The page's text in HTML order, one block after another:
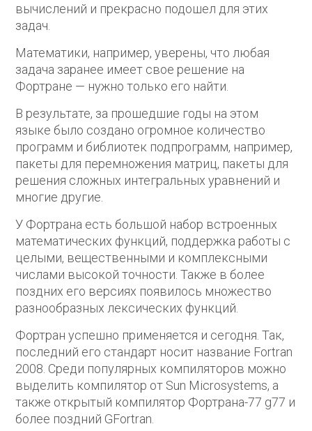
вычислений и прекрасно подошел для этих
задач.
Математики, например, уверены, что любая
задача заранее имеет свое решение на
Фортране — нужно только его найти.
В результате, за прошедшие годы на этом
языке было создано огромное количество
программ и библиотек подпрограмм, например,
пакеты для перемножения матриц, пакеты для
решения сложных интегральных уравнений и
многие другие.
У Фортрана есть большой набор встроенных
математических функций, поддержка работы с
целыми, вещественными и комплексными
числами высокой точности. Также в более
поздних его версиях появилось множество
разнообразных лексических функций.
Фортран успешно применяется и сегодня. Так,
последний его стандарт носит название Fortran
2008. Среди популярных компиляторов можно
выделить компилятор от Sun Microsystems, а
также открытый компилятор Фортрана-77 g77 и
более поздний GFortran.